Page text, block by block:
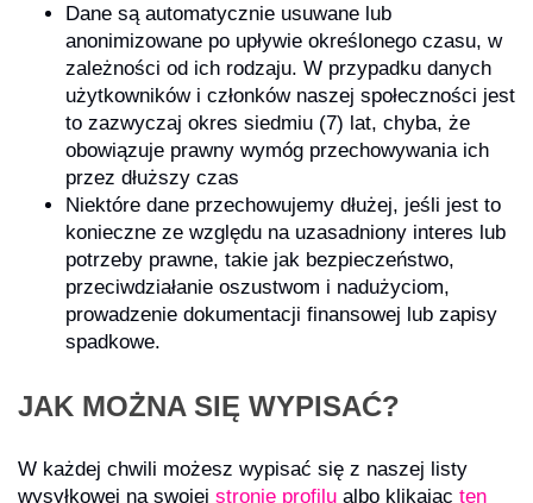
Dane są automatycznie usuwane lub
anonimizowane po upływie określonego czasu, w
zależności od ich rodzaju. W przypadku danych
użytkowników i członków naszej społeczności jest
to zazwyczaj okres siedmiu (7) lat, chyba, że
obowiązuje prawny wymóg przechowywania ich
przez dłuższy czas
Niektóre dane przechowujemy dłużej, jeśli jest to
konieczne ze względu na uzasadniony interes lub
potrzeby prawne, takie jak bezpieczeństwo,
przeciwdziałanie oszustwom i nadużyciom,
prowadzenie dokumentacji finansowej lub zapisy
spadkowe.
JAK MOŻNA SIĘ WYPISAĆ?
W każdej chwili możesz wypisać się z naszej listy
wysyłkowej na swojej stronie profilu albo klikając ten